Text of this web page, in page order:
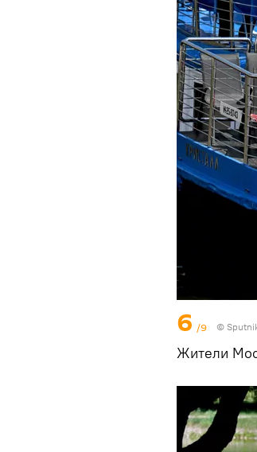
6 /9 ©
Жители